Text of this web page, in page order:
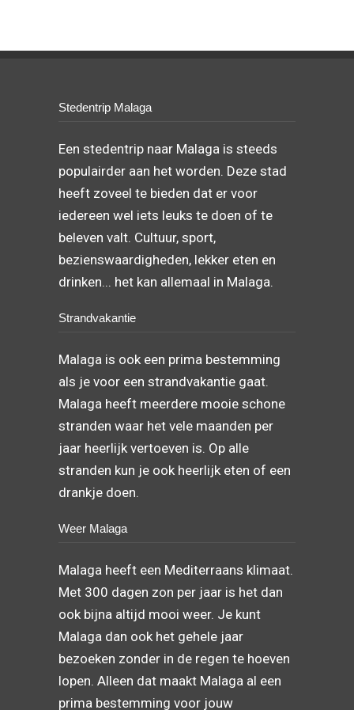
Stedentrip Malaga
Een stedentrip naar Malaga is steeds
populairder aan het worden. Deze stad
heeft zoveel te bieden dat er voor
iedereen wel iets leuks te doen of te
beleven valt. Cultuur, sport,
bezienswaardigheden, lekker eten en
drinken... het kan allemaal in Malaga.
Strandvakantie
Malaga is ook een prima bestemming
als je voor een strandvakantie gaat.
Malaga heeft meerdere mooie schone
stranden waar het vele maanden per
jaar heerlijk vertoeven is. Op alle
stranden kun je ook heerlijk eten of een
drankje doen.
Weer Malaga
Malaga heeft een Mediterraans klimaat.
Met 300 dagen zon per jaar is het dan
ook bijna altijd mooi weer. Je kunt
Malaga dan ook het gehele jaar
bezoeken zonder in de regen te hoeven
lopen. Alleen dat maakt Malaga al een
prima bestemming voor jouw